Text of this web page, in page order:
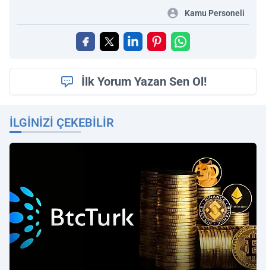
Kamu Personeli
İlk Yorum Yazan Sen Ol!
İLGINIZI ÇEKEBILIR